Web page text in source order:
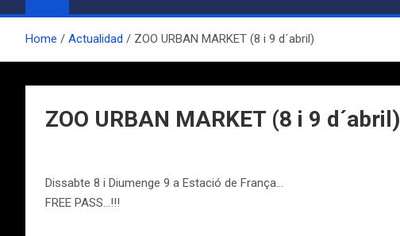
Home Actualidad ZOO URBAN MARKET (8 i 9 d´abril)
ZOO URBAN MARKET (8 i 9 d´abril)
Dissabte 8 i Diumenge 9 a Estació de França…
FREE PASS…!!!